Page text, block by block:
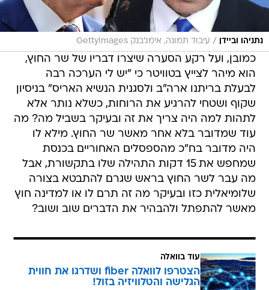
/ עיבוד תמונה, אימג'בנק GettyImages
כמובן, ועל רקע הסערה שיצרו דבריו של שר החוץ,
הוא מיהר לצייץ בטוויטר כי "יש לי הערכה רבה
לבעלת בריתנו ארה"ב ולסגנית הנשיא האריס" בניסיון
שקוף ושטחי להרגיע את הרוחות, כשלא נותר אלא
לתהות למה היה צריך את זה ובעיקר בשביל מה? מה
עוד שמדובר בלא אחר מאשר שר החוץ. מילא לו
היה מדובר בח"כ מהספסלים האחוריים בכנסת
שמחפש את 15 דקות התהילה שלו בתקשורת, אבל
מה עבר לשר החוץ בראש שגרם להתבטא בצורה
שלומיאלית כזו ובעיקר מה זה תרם לו או למדינה חוץ
מאשר להתפתל ולהבהיר את הדברים שוב ושוב?
הצטרפו לוואלה fiber ושדרגו את חווית
הגלישה והטלוויזיה בזול!
בשיתוף וואלה פייבר